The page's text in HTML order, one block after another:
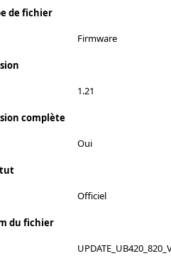
de fichier
Firmware
1.21
complète
Oui
Officiel
du fichier